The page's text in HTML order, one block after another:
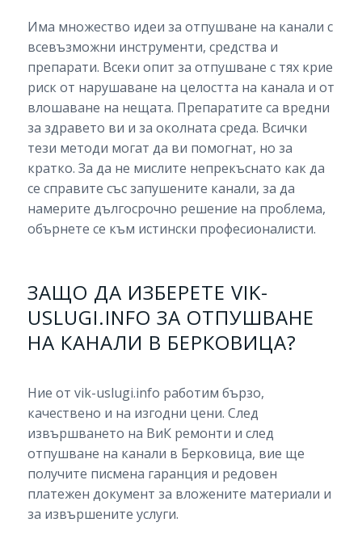
Има множество идеи за отпушване на канали с
всевъзможни инструменти, средства и
препарати. Всеки опит за отпушване с тях крие
риск от нарушаване на целостта на канала и от
влошаване на нещата. Препаратите са вредни
за здравето ви и за околната среда. Всички
тези методи могат да ви помогнат, но за
кратко. За да не мислите непрекъснато как да
се справите със запушените канали, за да
намерите дългосрочно решение на проблема,
обърнете се към истински професионалисти.
ЗАЩО ДА ИЗБЕРЕТЕ VIK-
USLUGI.INFO ЗА ОТПУШВАНЕ
НА КАНАЛИ В БЕРКОВИЦА?
Ние от vik-uslugi.info работим бързо,
качествено и на изгодни цени. След
извършването на ВиК ремонти и след
отпушване на канали в Берковица, вие ще
получите писмена гаранция и редовен
платежен документ за вложените материали и
за извършените услуги.